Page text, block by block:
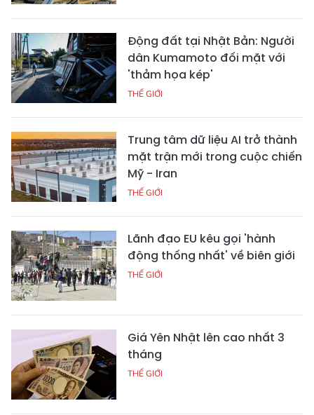
Động đất tại Nhật Bản: Người
dân Kumamoto đối mặt với
'thảm họa kép'
THẾ GIỚI
Trung tâm dữ liệu AI trở thành
mặt trận mới trong cuộc chiến
Mỹ - Iran
THẾ GIỚI
Lãnh đạo EU kêu gọi 'hành
động thống nhất' về biên giới
THẾ GIỚI
Giá Yên Nhật lên cao nhất 3
tháng
THẾ GIỚI